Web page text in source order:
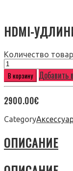
HDMI-
Количество
В корзину Добавить
2900.00€
Category
ОПИСАНИЕ